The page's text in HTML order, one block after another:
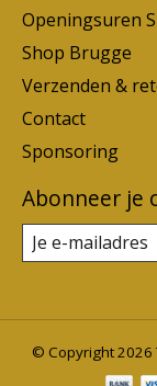
Openingsuren
Shop Brugge
Verzenden &
Contact
Sponsoring
Abonneer je
© Copyright 2026